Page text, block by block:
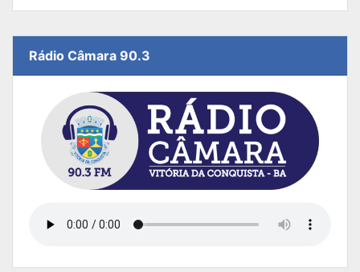
Rádio Câmara 90.3